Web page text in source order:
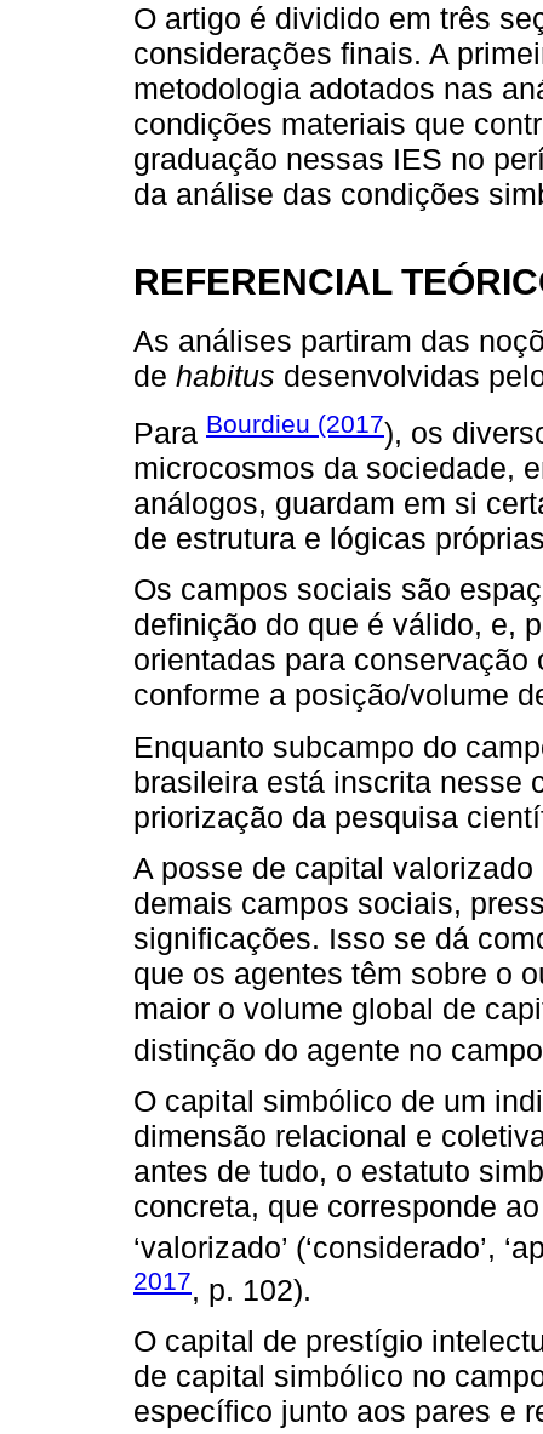
O artigo é dividido em três
considerações finais. A
metodologia adotados nas
condições materiais que
graduação nessas IES no
da análise das condições
REFERENCIAL
As análises partiram das
de habitus desenvolvidas
Para Bourdieu (2017), os
microcosmos da sociedade,
análogos, guardam em si
de estrutura e lógicas
Os campos sociais são
definição do que é válido, e,
orientadas para
conforme a posição/volume
Enquanto subcampo do
brasileira está inscrita nesse
priorização da pesquisa
A posse de capital
demais campos sociais,
significações. Isso se dá
que os agentes têm sobre o
maior o volume global de
distinção do agente no
O capital simbólico de um
dimensão relacional e
antes de tudo, o estatuto
concreta, que corresponde
‘valorizado’ (‘considerado’,
2017, p. 102).
O capital de prestígio
de capital simbólico no
específico junto aos pares e